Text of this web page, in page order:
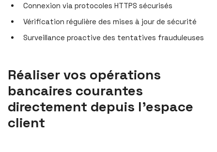
Connexion via protocoles HTTPS sécurisés
Vérification régulière des mises à jour de sécurité
Surveillance proactive des tentatives frauduleuses
Réaliser vos opérations
bancaires courantes
directement depuis l’espace
client